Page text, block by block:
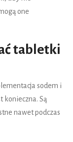
one
tabletki
sodem i
Są
nawet podczas